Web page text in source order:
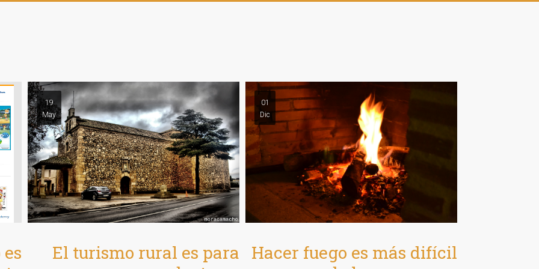
19
May
El turismo rural es para
01
Dic
Hacer fuego es más difícil